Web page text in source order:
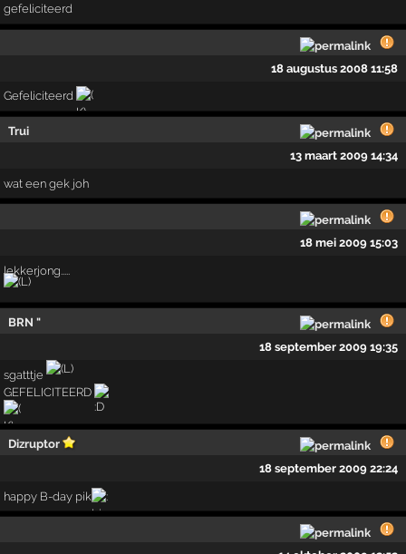
gefeliciteerd
18 augustus 2008 11:58
Gefeliciteerd
Trui
13 maart 2009 14:34
wat een gek joh
18 mei 2009 15:03
lekkerjong.....
BRN "
18 september 2009 19:35
sgatttje
GEFELICITEERD
Dizruptor
18 september 2009 22:24
happy B-day pik